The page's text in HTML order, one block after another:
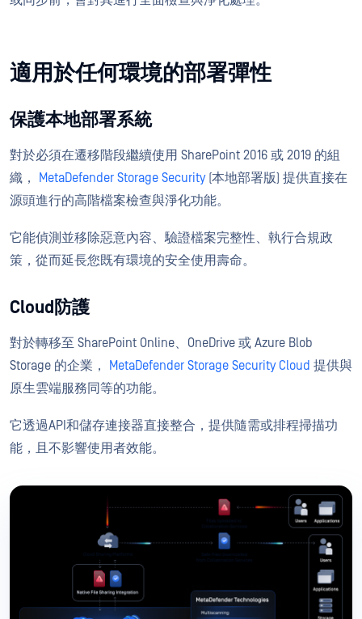
適用於任何環境的部署彈性
保護本地部署系統
對於必須在遷移階段繼續使用 SharePoint 2016 或 2019 的組
織，
MetaDefender Storage Security(本地部署版) 提供直接在
源頭進行的高階檔案檢查與淨化功能。
它能偵測並移除惡意內容、驗證檔案完整性、執行合規政
策，從而延長您既有環境的安全使用壽命。
Cloud防護
對於轉移至 SharePoint Online、OneDrive 或 Azure Blob
Storage 的企業，
MetaDefender Storage Security Cloud 提供與
原生雲端服務同等的功能。
它透過API和儲存連接器直接整合，提供隨需或排程掃描功
能，且不影響使用者效能。